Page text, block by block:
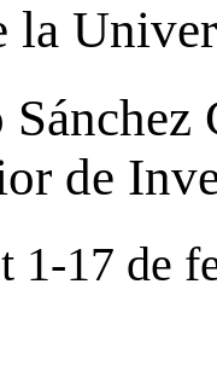
la
de
1-17 de